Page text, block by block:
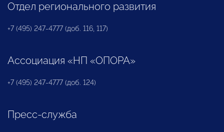
Отдел регионального развития
+7 (495) 247-4777 (доб. 116, 117)
Ассоциация «НП «ОПОРА»
+7 (495) 247-4777 (доб. 124)
Пресс-служба